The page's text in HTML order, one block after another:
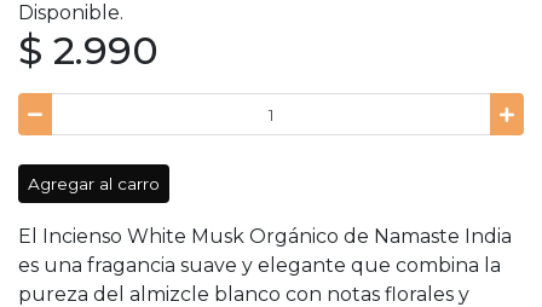
Disponible.
$ 2.990
Agregar al carro
El Incienso White Musk Orgánico de Namaste India
es una fragancia suave y elegante que combina la
pureza del almizcle blanco con notas florales y